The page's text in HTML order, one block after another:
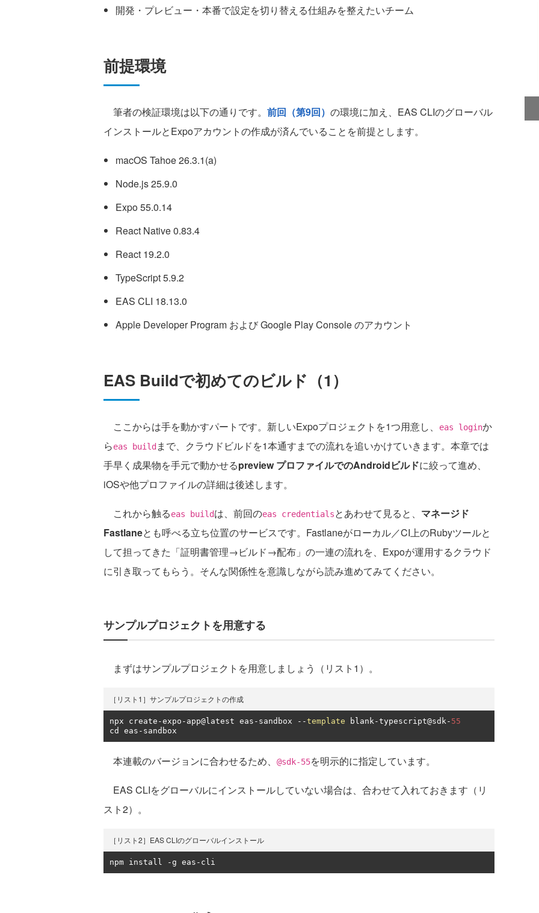
開発・プレビュー・本番で設定を切り替える仕組みを整えたいチーム
前提環境
筆者の検証環境は以下の通りです。 前回（第9回） の環境に加え、EAS CLIのグローバル
インストールとExpoアカウントの作成が済んでいることを前提とします。
macOS Tahoe 26.3.1(a)
Node.js 25.9.0
Expo 55.0.14
React Native 0.83.4
React 19.2.0
TypeScript 5.9.2
EAS CLI 18.13.0
Apple Developer Program および Google Play Console のアカウント
EAS Buildで初めてのビルド（1）
ここからは手を動かすパートです。新しいExpoプロジェクトを1つ用意し、 eas loginか
らeas buildまで、クラウドビルドを1本通すまでの流れを追いかけていきます。本章では
手早く成果物を手元で動かせるpreview プロファイルでのAndroidビルドに絞って進め、
iOSや他プロファイルの詳細は後述します。
これから触るeas buildは、前回のeas credentialsとあわせて見ると、 マネージド
Fastlaneとも呼べる立ち位置のサービスです。Fastlaneがローカル／CI上のRubyツールと
して担ってきた「証明書管理→ビルド→配布」の一連の流れを、Expoが運用するクラウド
に引き取ってもらう。そんな関係性を意識しながら読み進めてみてください。
サンプルプロジェクトを用意する
まずはサンプルプロジェクトを用意しましょう（リスト1）。
［リスト1］サンプルプロジェクトの作成
npx create -expo - app@latest eas - sandbox --template blank -typescript@sdk - 55
cd eas - sandbox
本連載のバージョンに合わせるため、 @sdk-55を明示的に指定しています。
EAS CLIをグローバルにインストールしていない場合は、合わせて入れておきます（リ
スト2）。
［リスト2］EAS CLIのグローバルインストール
npm install -g eas - cli